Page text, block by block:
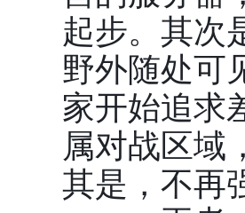
起步。其次
野外随处可
家开始追求
属对战区域
其是，不再